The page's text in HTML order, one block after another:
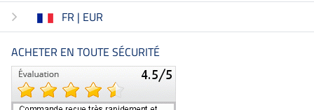
FR | EUR
ACHETER EN TOUTE SÉCURITÉ